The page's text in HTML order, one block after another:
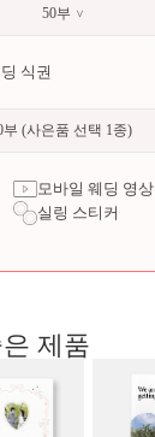
50부
식권
부 (사은품 선택 1종)
모바일 웨딩 영상
실링 스티커
제품